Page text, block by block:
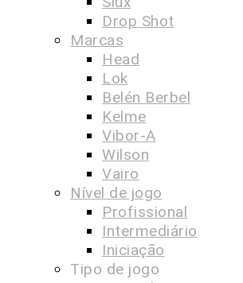
Drop Shot
Marcas
Head
Lok
Belén Berbel
Kelme
Vibor-A
Wilson
Vairo
Nível de jogo
Profissional
Intermediário
Iniciação
Tipo de jogo